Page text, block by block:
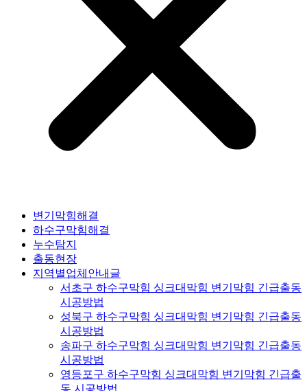
변기막힘해결
하수구막힘해결
누수탐지
출동현장
지역별업체안내글
서초구 하수구막힘 싱크대막힘 변기막힘 긴급출동
시공방법
성북구 하수구막힘 싱크대막힘 변기막힘 긴급출동
시공방법
송파구 하수구막힘 싱크대막힘 변기막힘 긴급출동
시공방법
영등포구 하수구막힘 싱크대막힘 변기막힘 긴급출
동 시공방법